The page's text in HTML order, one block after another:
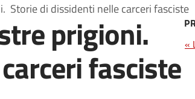
Storie di dissidenti nelle carceri fasciste
prigioni.
fasciste
«